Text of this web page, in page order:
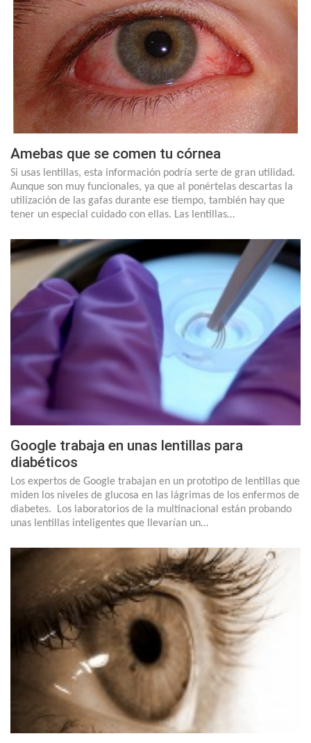
Amebas que se comen tu córnea
Si usas lentillas, esta información podría serte de gran utilidad.
Aunque son muy funcionales, ya que al ponértelas descartas la
utilización de las gafas durante ese tiempo, también hay que
tener un especial cuidado con ellas. Las lentillas…
Google trabaja en unas lentillas para
diabéticos
Los expertos de Google trabajan en un prototipo de lentillas que
miden los niveles de glucosa en las lágrimas de los enfermos de
diabetes. Los laboratorios de la multinacional están probando
unas lentillas inteligentes que llevarían un…